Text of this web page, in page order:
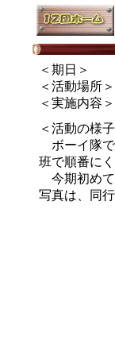
＜期日＞
＜活動場所
＜実施内容
＜活動の
ボーイ隊で
班で順番に
今期初めて
写真は、同